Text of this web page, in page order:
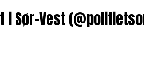
i Sør-Vest